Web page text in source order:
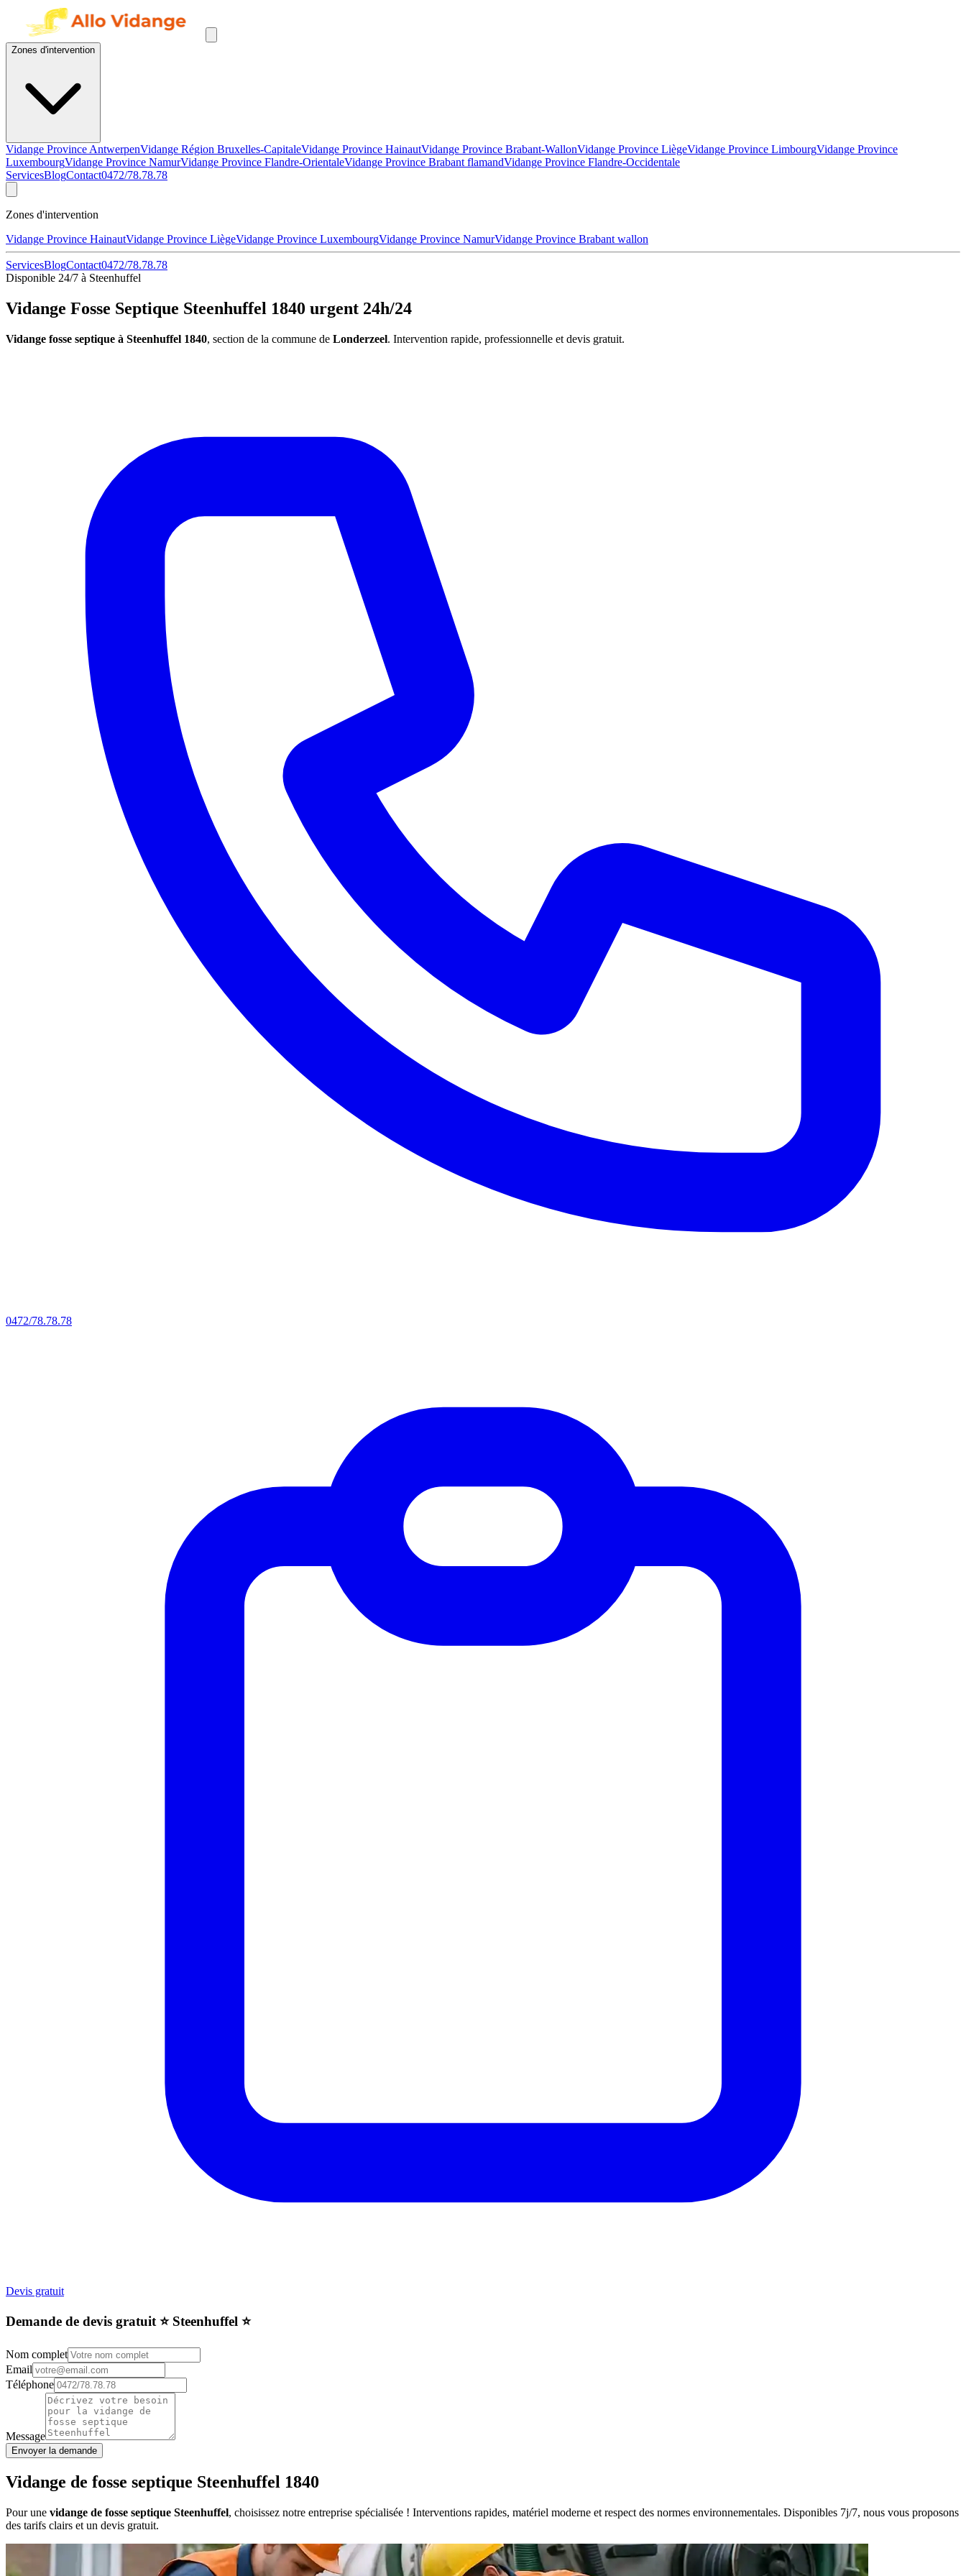
Zones d'intervention
Vidange Province AntwerpenVidange Région Bruxelles-CapitaleVidange Province HainautVidange Province Brabant-WallonVidange Province LiègeVidange Province LimbourgVidange Province
LuxembourgVidange Province NamurVidange Province Flandre-OrientaleVidange Province Brabant flamandVidange Province Flandre-Occidentale
ServicesBlogContact0472/78.78.78
Zones d'intervention
Vidange Province HainautVidange Province LiègeVidange Province LuxembourgVidange Province NamurVidange Province Brabant wallon
ServicesBlogContact0472/78.78.78
Disponible 24/7 à Steenhuffel
Vidange Fosse Septique Steenhuffel 1840 urgent 24h/24
Vidange fosse septique à Steenhuffel 1840, section de la commune de Londerzeel. Intervention rapide, professionnelle et devis gratuit.
0472/78.78.78
Devis gratuit
Demande de devis gratuit ⭐️ Steenhuffel ⭐️
Nom complet
Email
Téléphone
Message
Envoyer la demande
Vidange de fosse septique Steenhuffel 1840
Pour une vidange de fosse septique Steenhuffel, choisissez notre entreprise spécialisée ! Interventions rapides, matériel moderne et respect des normes environnementales. Disponibles 7j/7, nous vous proposons
des tarifs clairs et un devis gratuit.